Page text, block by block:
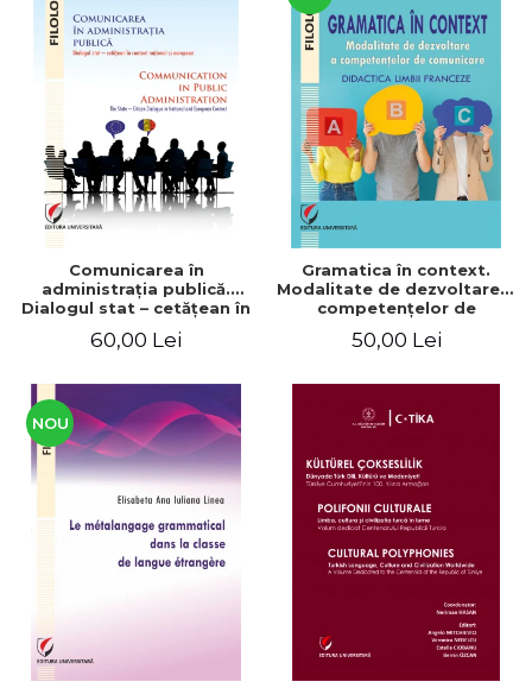
Comunicarea în
administraţia publică.
Dialogul stat – cetăţean în
european / Communication
The state-citizen dialogue
in national and European
context
60,00 Lei
Gramatica în context.
Modalitate de dezvoltare a
competenţelor de
limbii franceze
50,00 Lei
NOU